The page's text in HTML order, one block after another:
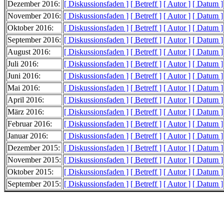
Dezember 2016: [ Diskussionsfaden ] [ Betreff ] [ Autor ] [ Datum ]
November 2016: [ Diskussionsfaden ] [ Betreff ] [ Autor ] [ Datum ]
Oktober 2016:
[ Diskussionsfaden ] [ Betreff ] [ Autor ] [ Datum ]
September 2016: [ Diskussionsfaden ] [ Betreff ] [ Autor ] [ Datum ]
August 2016:
[ Diskussionsfaden ] [ Betreff ] [ Autor ] [ Datum ]
Juli 2016:
[ Diskussionsfaden ] [ Betreff ] [ Autor ] [ Datum ]
Juni 2016:
[ Diskussionsfaden ] [ Betreff ] [ Autor ] [ Datum ]
Mai 2016:
[ Diskussionsfaden ] [ Betreff ] [ Autor ] [ Datum ]
April 2016:
[ Diskussionsfaden ] [ Betreff ] [ Autor ] [ Datum ]
März 2016:
[ Diskussionsfaden ] [ Betreff ] [ Autor ] [ Datum ]
Februar 2016:
[ Diskussionsfaden ] [ Betreff ] [ Autor ] [ Datum ]
Januar 2016:
[ Diskussionsfaden ] [ Betreff ] [ Autor ] [ Datum ]
Dezember 2015: [ Diskussionsfaden ] [ Betreff ] [ Autor ] [ Datum ]
November 2015: [ Diskussionsfaden ] [ Betreff ] [ Autor ] [ Datum ]
Oktober 2015:
[ Diskussionsfaden ] [ Betreff ] [ Autor ] [ Datum ]
September 2015: [ Diskussionsfaden ] [ Betreff ] [ Autor ] [ Datum ]